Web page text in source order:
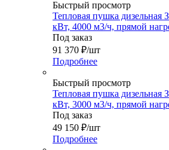
Быстрый просмотр
Тепловая пушка
кВт, 4000 м3/ч, прямой
Под заказ
91 370 ₽/шт
Подробнее
Быстрый просмотр
Тепловая пушка
кВт, 3000 м3/ч, прямой
Под заказ
49 150 ₽/шт
Подробнее